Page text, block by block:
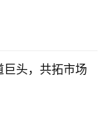
头，共拓市场